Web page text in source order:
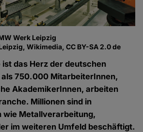
Werk Leipzig
Wikimedia, CC BY-SA 2.0 de
das Herz der deutschen
750.000 MitarbeiterInnen,
AkademikerInnen, arbeiten
Millionen sind in
wie Metallverarbeitung,
im weiteren Umfeld beschäftigt.